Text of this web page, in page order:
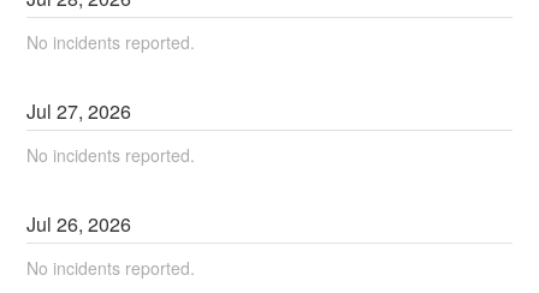
No incidents reported.
Jul27,2026
No incidents reported.
Jul26,2026
No incidents reported.